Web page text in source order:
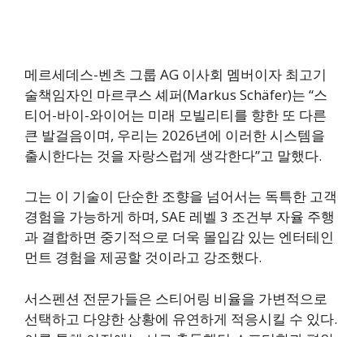
메르세데스-벤츠 그룹 AG 이사회 멤버이자 최고기
술책임자인 마르쿠스 셰퍼(Markus Schäfer)는 “스
티어-바이-와이어는 미래 모빌리티를 향한 또 다른
큰 발걸음이며, 우리는 2026년에 이러한 시스템을
출시한다는 것을 자랑스럽게 생각한다”고 말했다.
그는 이 기술이 단순한 조향을 넘어서는 독특한 고객
경험을 가능하게 하며, SAE 레벨 3 조건부 자율 주행
과 결합하면 중기적으로 더욱 몰입감 있는 엔터테인
먼트 경험을 제공할 것이라고 강조했다.
서스펜션 전문가들은 스티어링 비율을 가변적으로
선택하고 다양한 상황에 유연하게 적응시킬 수 있다.